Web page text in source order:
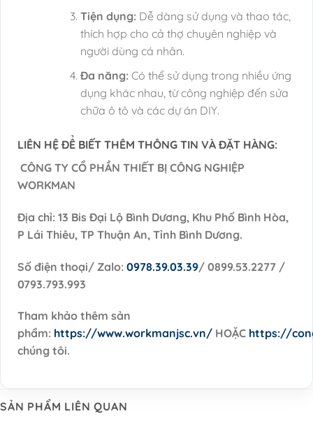
Tiện dụng:Dễ dàng sử dụng và thao tác,
thích hợp cho cả thợ chuyên nghiệp và
người dùng cá nhân.
Đa năng:Có thể sử dụng trong nhiều ứng
dụng khác nhau, từ công nghiệp đến sửa
chữa ô tô và các dự án DIY.
LIÊN HỆ ĐỂ BIẾT THÊM THÔNG TIN VÀ ĐẶT HÀNG:
CÔNG TY CỔ PHẦN THIẾT BỊ CÔNG NGHIỆP
WORKMAN
Địa chỉ: 13 Bis Đại Lộ Bình Dương, Khu Phố Bình Hòa,
P Lái Thiêu, TP Thuận An, Tỉnh Bình Dương.
Số điện thoại/ Zalo: 0978.39.03.39/ 0899.53.2277 /
0793.793.993
Tham khảo thêm sản
phẩm: https://www.workmanjsc.vn/ HOẶC https://
chúng tôi.
SẢN PHẨM LIÊN QUAN